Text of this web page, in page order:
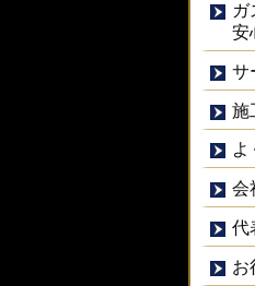
ガ
安
サ
施
よ
会
代
お